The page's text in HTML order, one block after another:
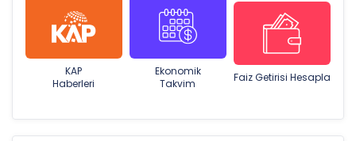
KAP
Haberleri
Ekonomik
Takvim
Faiz Getirisi Hesapla